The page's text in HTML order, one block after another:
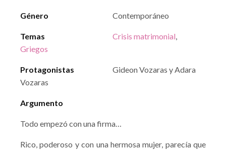
Género Contemporáneo
Temas Crisis matrimonial,
Griegos
Protagonistas
Gideon Vozaras y Adara
Vozaras
Argumento
Todo empezó con una firma…
Rico, poderoso y con una hermosa mujer, parecía que